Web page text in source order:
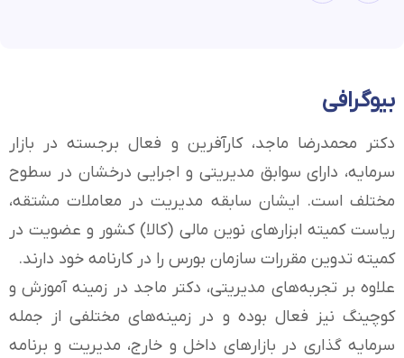
بیوگرافی
دکتر محمدرضا ماجد، کارآفرین و فعال برجسته در بازار
سرمایه، دارای سوابق مدیریتی و اجرایی درخشان در سطوح
مختلف است. ایشان سابقه مدیریت در معاملات مشتقه،
ریاست کمیته ابزارهای نوین مالی (کالا) کشور و عضویت در
کمیته تدوین مقررات سازمان بورس را در کارنامه خود دارند.
علاوه بر تجربه‌های مدیریتی، دکتر ماجد در زمینه آموزش و
کوچینگ نیز فعال بوده و در زمینه‌های مختلفی از جمله
سرمایه گذاری در بازارهای داخل و خارج، مدیریت و برنامه